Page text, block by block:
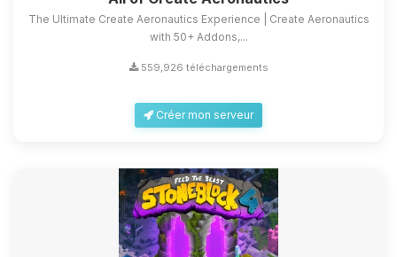
The Ultimate Create Aeronautics Experience | Create Aeronautics
with 50+ Addons,...
559,926 téléchargements
Créer mon serveur